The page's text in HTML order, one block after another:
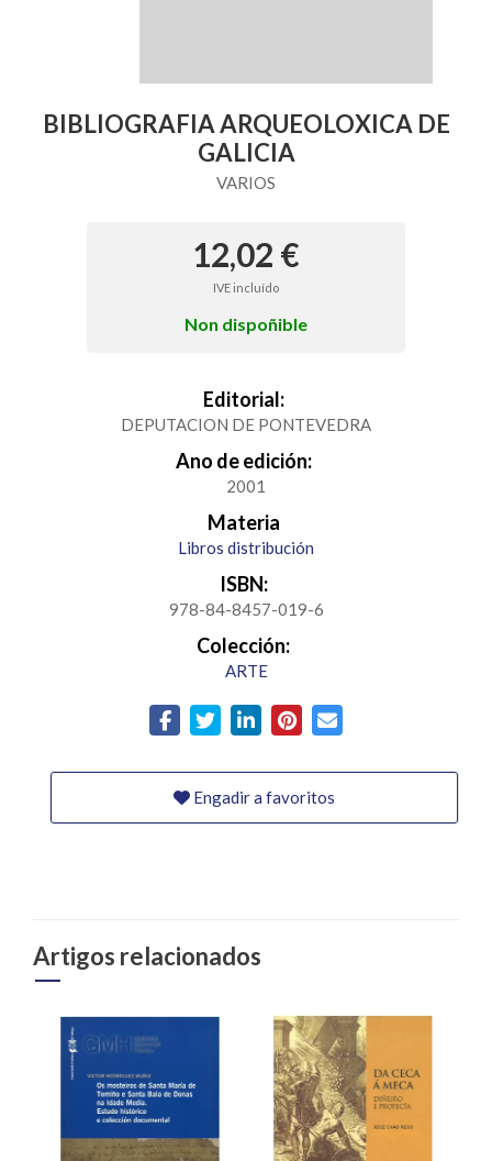
BIBLIOGRAFIA ARQUEOLOXICA DE
GALICIA
VARIOS
12,02 €
IVE incluído
Non dispoñible
Editorial:
DEPUTACION DE PONTEVEDRA
Ano de edición:
2001
Materia
Libros distribución
ISBN:
978-84-8457-019-6
Colección:
ARTE
Engadir a favoritos
Artigos relacionados